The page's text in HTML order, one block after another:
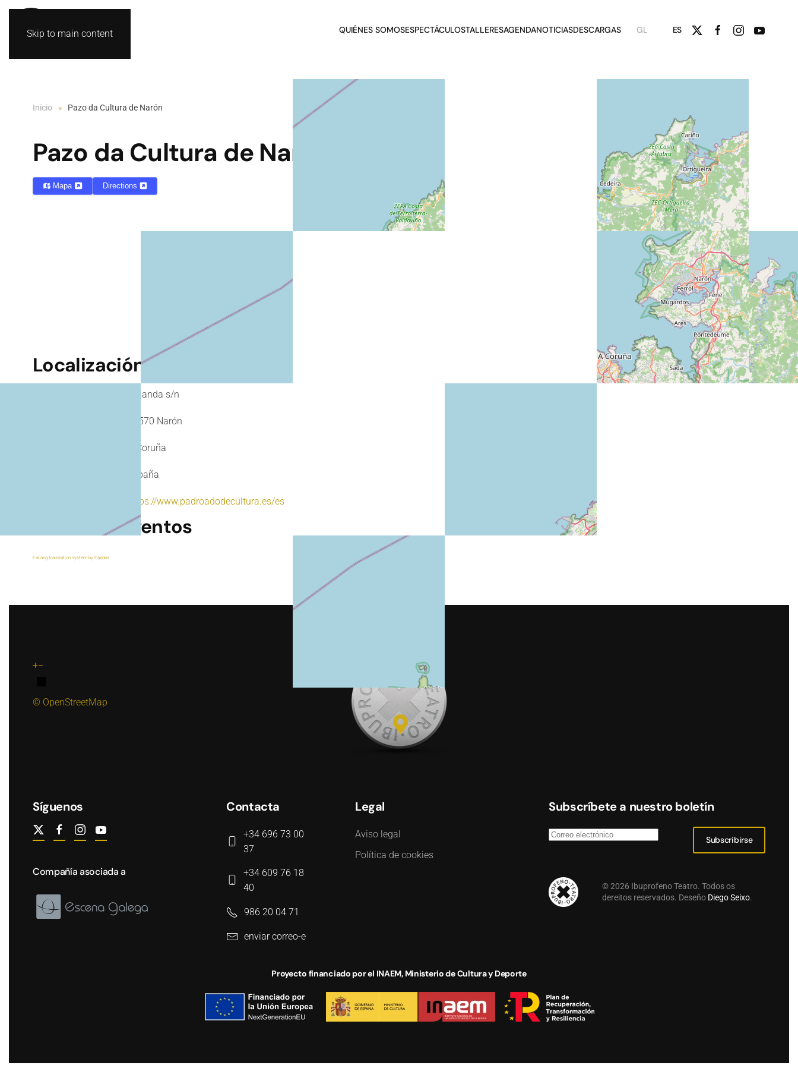
Skip to main content QUIÉNES SOMOSESPECTÁCULOSTALLERESAGENDANOTICIASDESCARGAS GL ES
Inicio Pazo da Cultura de Narón
Pazo da Cultura de Narón
Mapa Directions
+−
© OpenStreetMap
Localización
Holanda s/n
15570 Narón
A Coruña
España
https://www.padroadodecultura.es/es
Próximos eventos
FaLang translation system by Faboba
Síguenos
Compañía asociada a
Contacta
+34 696 73 00
37
+34 609 76 18
40
986 20 04 71
enviar correo-e
Legal
Aviso legal
Política de cookies
Subscríbete a nuestro boletín
Subscribirse
©2026 Ibuprofeno Teatro. Todos os
dereitos reservados. Deseño Diego Seixo.
Proyecto financiado por el INAEM, Ministerio de Cultura y Deporte